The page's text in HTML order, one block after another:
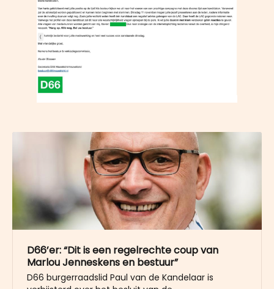
D66’er: “Dit is een regelrechte coup van
Marlou Jenneskens en bestuur”
D66 burgerraadslid Paul van de Kandelaar is